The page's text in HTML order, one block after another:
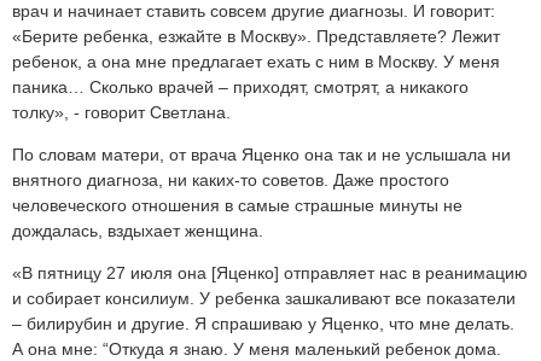
врач и начинает ставить совсем другие диагнозы. И говорит:
«Берите ребенка, езжайте в Москву». Представляете? Лежит
ребенок, а она мне предлагает ехать с ним в Москву. У меня
паника… Сколько врачей – приходят, смотрят, а никакого
толку», - говорит Светлана.
По словам матери, от врача Яценко она так и не услышала ни
внятного диагноза, ни каких-то советов. Даже простого
человеческого отношения в самые страшные минуты не
дождалась, вздыхает женщина.
«В пятницу 27 июля она [Яценко] отправляет нас в реанимацию
и собирает консилиум. У ребенка зашкаливают все показатели
– билирубин и другие. Я спрашиваю у Яценко, что мне делать.
А она мне: “Откуда я знаю. У меня маленький ребенок дома.